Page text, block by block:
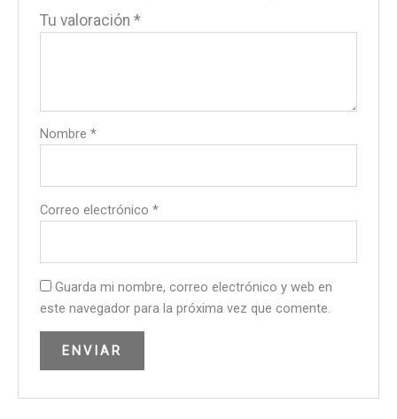
Tu valoración*
Nombre*
Correo electrónico*
Guarda mi nombre, correo electrónico y web en
este navegador para la próxima vez que comente.